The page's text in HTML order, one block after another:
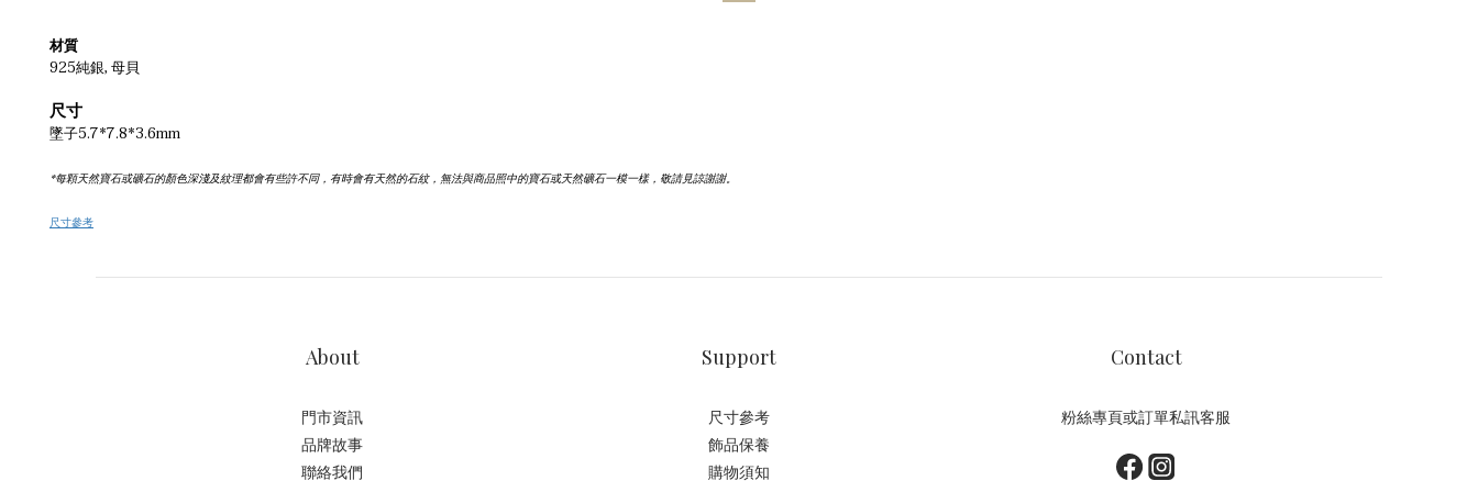
材質
925純銀, 母貝
尺寸
墜子5.7*7.8*3.6mm
*每顆天然寶石或礦石的顏色深淺及紋理都會有些許不同，有時會有天然的石紋，無法與商品照中的寶石或天然礦石一模一樣，敬請見諒謝謝。
尺寸參考
About
門市資訊
品牌故事
聯絡我們
Support
尺寸參考
飾品保養
購物須知
Contact
粉絲專頁或訂單私訊客服